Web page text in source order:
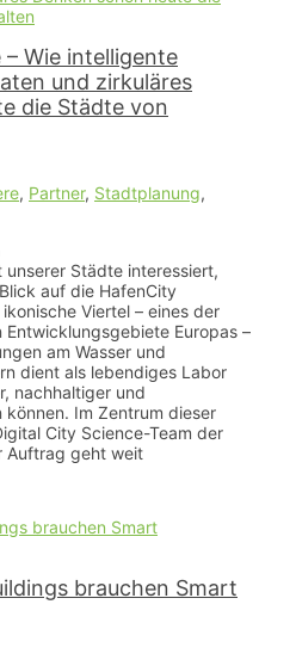
Wie intelligente
und zirkuläres
die Städte von
, Partner, Stadtplanung,
Städte interessiert,
auf die HafenCity
Viertel – eines der
Europas –
am Wasser und
dient als lebendiges Labor
nachhaltiger und
Im Zentrum dieser
City Science-Team der
Auftrag geht weit
brauchen Smart